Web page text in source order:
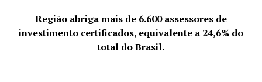
Horário:18h (abertura dos portões) | 19h (início do
show)
Região abriga mais de 6.600 assessores de
investimento certificados, equivalente a 24,6% do
total do Brasil.